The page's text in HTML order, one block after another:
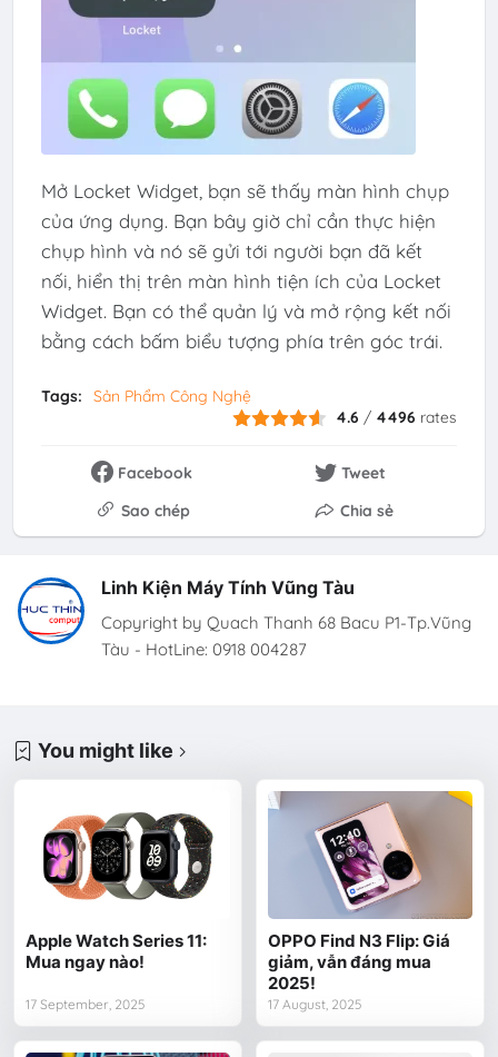
Mở Locket Widget, bạn sẽ thấy màn hình chụp
của ứng dụng. Bạn bây giờ chỉ cần thực hiện
chụp hình và nó sẽ gửi tới người bạn đã kết
nối, hiển thị trên màn hình tiện ích của Locket
Widget. Bạn có thể quản lý và mở rộng kết nối
bằng cách bấm biểu tượng phía trên góc trái.
Tags:
Sản Phẩm Công Nghệ
4.6 / 4496 rates
Facebook
Tweet
Sao chép
Chia sẻ
Linh Kiện Máy Tính Vũng Tàu
Copyright by Quach Thanh 68 Bacu P1-Tp.Vũng
Tàu - HotLine: 0918 004287
You might like
Apple Watch Series 11:
Mua ngay nào!
17 September, 2025
OPPO Find N3 Flip: Giá
giảm, vẫn đáng mua
2025!
17 August, 2025